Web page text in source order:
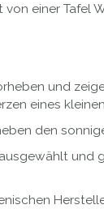
einer Tafel
und
eines
den
und